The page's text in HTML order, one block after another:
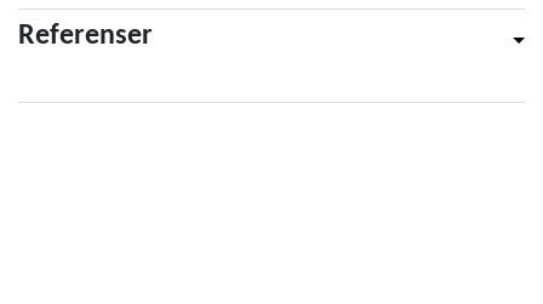
Referenser